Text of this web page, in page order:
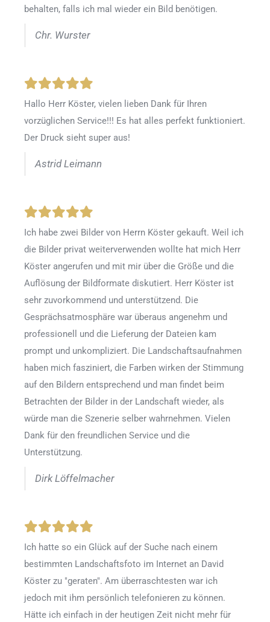
behalten, falls ich mal wieder ein Bild benötigen.
Chr. Wurster
Hallo Herr Köster, vielen lieben Dank für Ihren
vorzüglichen Service!!! Es hat alles perfekt funktioniert.
Der Druck sieht super aus!
Astrid Leimann
Ich habe zwei Bilder von Herrn Köster gekauft. Weil ich
die Bilder privat weiterverwenden wollte hat mich Herr
Köster angerufen und mit mir über die Größe und die
Auflösung der Bildformate diskutiert. Herr Köster ist
sehr zuvorkommend und unterstützend. Die
Gesprächsatmosphäre war überaus angenehm und
professionell und die Lieferung der Dateien kam
prompt und unkompliziert. Die Landschaftsaufnahmen
haben mich fasziniert, die Farben wirken der Stimmung
auf den Bildern entsprechend und man findet beim
Betrachten der Bilder in der Landschaft wieder, als
würde man die Szenerie selber wahrnehmen. Vielen
Dank für den freundlichen Service und die
Unterstützung.
Dirk Löffelmacher
Ich hatte so ein Glück auf der Suche nach einem
bestimmten Landschaftsfoto im Internet an David
Köster zu "geraten". Am überraschtesten war ich
jedoch mit ihm persönlich telefonieren zu können.
Hätte ich einfach in der heutigen Zeit nicht mehr für